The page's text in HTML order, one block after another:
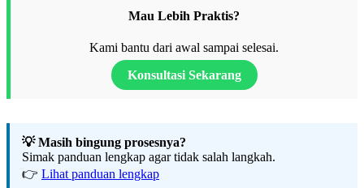
Mau Lebih Praktis?
Kami bantu dari awal sampai selesai.
Konsultasi Sekarang
💡 Masih bingung prosesnya?
Simak panduan lengkap agar tidak salah langkah.
👉 Lihat panduan lengkap